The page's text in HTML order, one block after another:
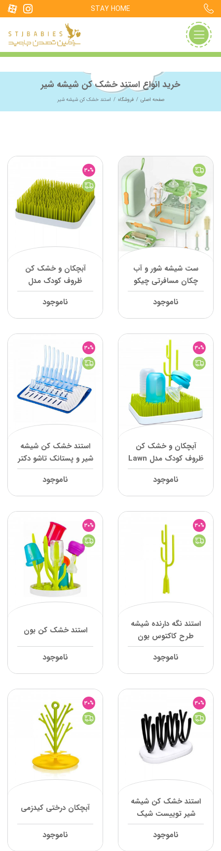
STAY HOME
خرید انواع استند خشک کن شیشه شیر
صفحه اصلی فروشگاه استند خشک کن شیشه شیر
ست شیشه شور و آب
چکان مسافرتی چیکو
ناموجود
30%
آبچکان و خشک کن
ظروف کودک مدل
Grass بون
ناموجود
30%
آبچکان و خشک کن
ظروف کودک مدل Lawn
بون
ناموجود
30%
استند خشک کن شیشه
شیر و پستانک تاشو دکتر
براون
ناموجود
30%
استند نگه دارنده شیشه
طرح کاکتوس بون
ناموجود
30%
استند خشک کن بون
ناموجود
30%
استند خشک کن شیشه
شیر توییست شیک
ناموجود
30%
آبچکان درختی کیدزمی
ناموجود